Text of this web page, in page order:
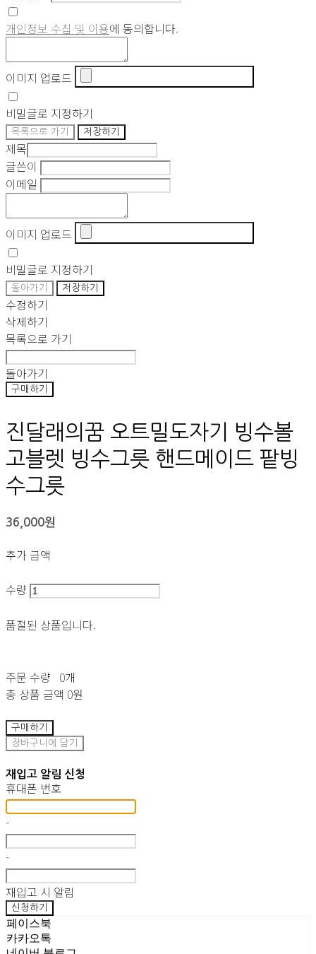
개인정보 수집 및 이용에 동의합니다.
이미지 업로드
비밀글로 지정하기
목록으로 가기 저장하기
제목
글쓴이
이메일
이미지 업로드
비밀글로 지정하기
돌아가기 저장하기
수정하기
삭제하기
목록으로 가기
돌아가기
구매하기
진달래의꿈 오트밀도자기 빙수볼
고블렛 빙수그릇 핸드메이드 팥빙
수그릇
36,000원
추가 금액
수량
품절된 상품입니다.
주문 수량 0개
총 상품 금액 0원
구매하기
장바구니에 담기
재입고 알림 신청
휴대폰 번호
-
-
재입고 시 알림
신청하기
페이스북
카카오톡